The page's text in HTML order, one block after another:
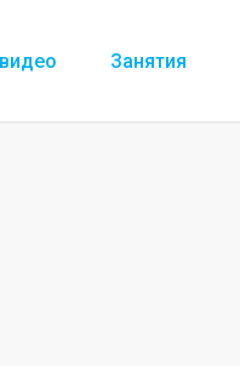
Занятия